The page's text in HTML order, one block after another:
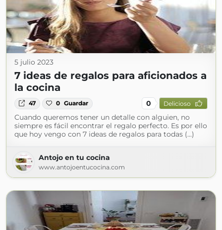
5 julio 2023
7 ideas de regalos para aficionados a
la cocina
47 0 Guardar 0 Delicioso
Cuando queremos tener un detalle con alguien, no
siempre es fácil encontrar el regalo perfecto. Es por ello
que hoy vengo con 7 ideas de regalos para todas (...)
Antojo en tu cocina
www.antojoentucocina.com